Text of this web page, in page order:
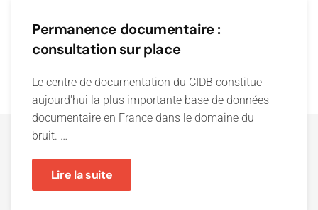
Permanence documentaire :
consultation sur place
Le centre de documentation du CIDB constitue
aujourd'hui la plus importante base de données
documentaire en France dans le domaine du
bruit. …
Lire la suite